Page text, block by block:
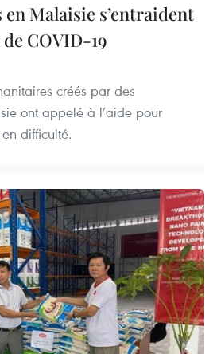
Malaisie s’entraident
COVID-19
créés par des
ont appelé à l’aide pour
difficulté.